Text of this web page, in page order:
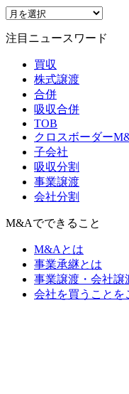
注目ニュースワード
買収
株式譲渡
合併
吸収合併
TOB
クロスボーダー
子会社
吸収分割
事業譲渡
会社分割
M&Aでできること
M&Aとは
事業承継とは
事業譲渡・会社譲
会社を買うことを